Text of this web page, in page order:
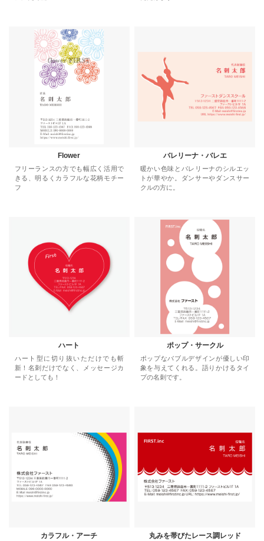
Flower
フリーランスの方でも幅広く活用で
きる、明るくカラフルな花柄モチー
フ
バレリーナ・バレエ
暖かい色味とバレリーナのシルエッ
トが華やか。ダンサーやダンスサー
クルの方に。
ハート
ハート型に切り抜いただけでも斬
新！名刺だけでなく、メッセージカ
ードとしても！
ポップ・サークル
ポップなバブルデザインが優しい印
象を与えてくれる。語りかけるタイ
プの名刺です。
カラフル・アーチ 丸みを帯びたレース調レッド